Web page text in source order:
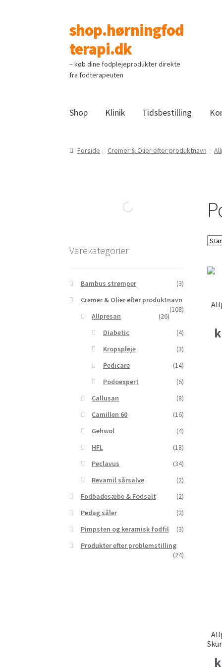
Spring
til
navigation
Spring
til
indhold
shop.hørningfod
terapi.dk
– køb dine fodplejeprodukter direkte
fra fodterapeuten
Shop Klinik Tidsbestilling
Forside Cremer & Olier efter produktnavn
Varekategorier
Bambus strømper
(3)
Cremer & Olier efter produktnavn
(108)
Allpresan
(26)
Diabetic
(4)
Kropspleje
(3)
Pedicare
(14)
Podoexpert
(6)
Callusan
(8)
Camillen 60
(16)
Gehwol
(4)
HFL
(18)
Peclavus
(34)
Revamil sårsalve
(2)
Fodbadesæbe & Fodsalt
(2)
Pedag såler
(2)
Pimpsten og keramisk fodfil
(3)
Produkter efter problemstilling
(24)